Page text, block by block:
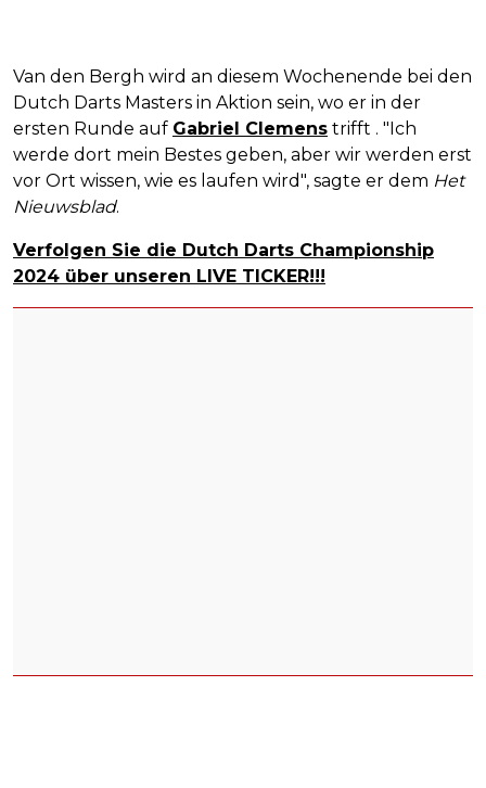
Van den Bergh wird an diesem Wochenende bei den
Dutch Darts Masters in Aktion sein, wo er in der
ersten Runde auf Gabriel Clemens trifft . "Ich
werde dort mein Bestes geben, aber wir werden erst
vor Ort wissen, wie es laufen wird", sagte er dem Het
Nieuwsblad.
Verfolgen Sie die Dutch Darts Championship
2024 über unseren LIVE TICKER!!!